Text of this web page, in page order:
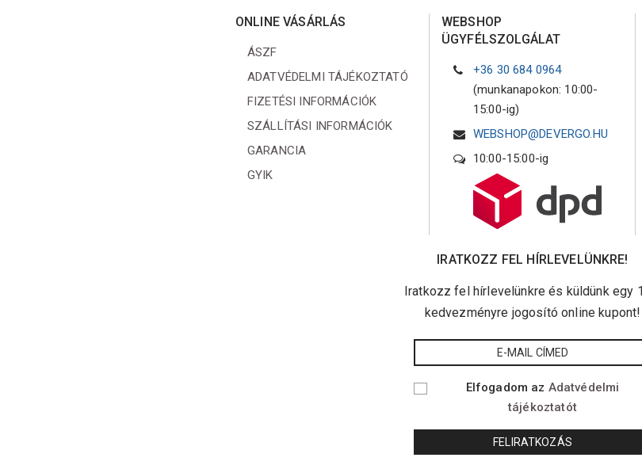
ONLINE VÁSÁRLÁS
ÁSZF
ADATVÉDELMI TÁJÉKOZTATÓ
FIZETÉSI INFORMÁCIÓK
SZÁLLÍTÁSI INFORMÁCIÓK
GARANCIA
GYIK
WEBSHOP
ÜGYFÉLSZOLGÁLAT
+36 30 684 0964
(munkanapokon: 10:00-
15:00-ig)
WEBSHOP@DEVERGO.HU
10:00-15:00-ig
IRATKOZZ FEL HÍRLEVELÜNKRE!
Iratkozz fel hírlevelünkre és küldünk egy
kedvezményre jogosító online kupont!
Elfogadom az Adatvédelmi
tájékoztatót